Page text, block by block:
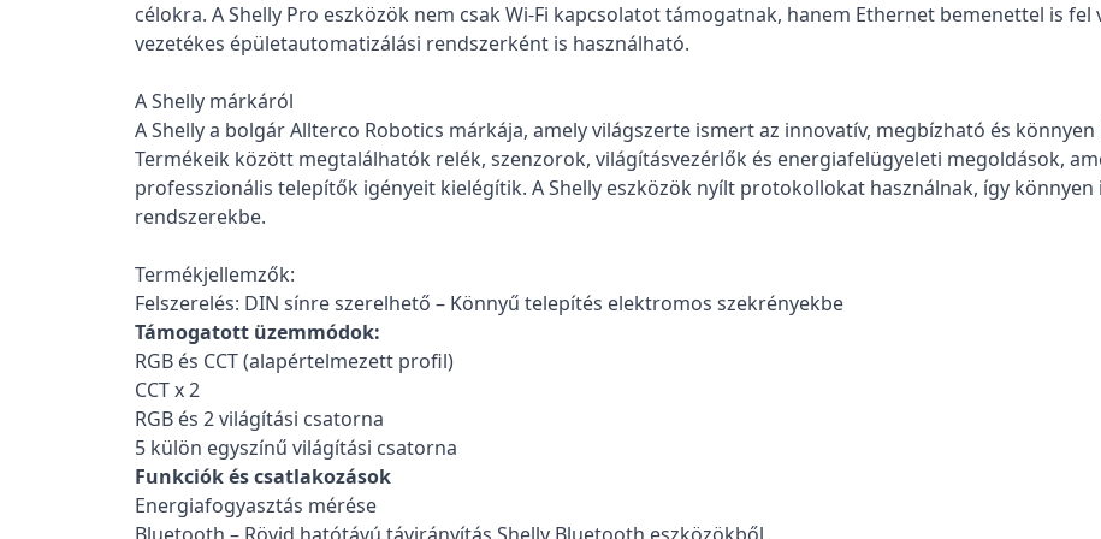
célokra. A Shelly Pro eszközök nem csak Wi-Fi kapcsolatot támogatnak, hanem Ethernet bemenettel is fel
vezetékes épületautomatizálási rendszerként is használható.
A Shelly márkáról
A Shelly a bolgár Allterco Robotics márkája, amely világszerte ismert az innovatív, megbízható és
Termékeik között megtalálhatók relék, szenzorok, világításvezérlők és energiafelügyeleti megoldások,
professzionális telepítők igényeit kielégítik. A Shelly eszközök nyílt protokollokat használnak, így
rendszerekbe.
Termékjellemzők:
Felszerelés: DIN sínre szerelhető – Könnyű telepítés elektromos szekrényekbe
Támogatott üzemmódok:
RGB és CCT (alapértelmezett profil)
CCT x 2
RGB és 2 világítási csatorna
5 külön egyszínű világítási csatorna
Funkciók és csatlakozások
Energiafogyasztás mérése